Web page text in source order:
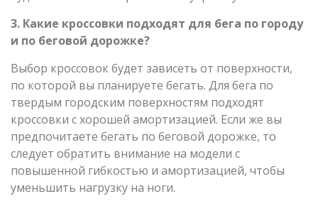
3. Какие кроссовки подходят для бега по городу
и по беговой дорожке?
Выбор кроссовок будет зависеть от поверхности,
по которой вы планируете бегать. Для бега по
твердым городским поверхностям подходят
кроссовки с хорошей амортизацией. Если же вы
предпочитаете бегать по беговой дорожке, то
следует обратить внимание на модели с
повышенной гибкостью и амортизацией, чтобы
уменьшить нагрузку на ноги.